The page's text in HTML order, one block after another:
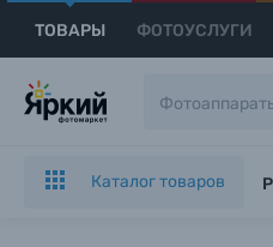
ТОВАРЫ ФОТОУСЛУГИ
Каталог товаров